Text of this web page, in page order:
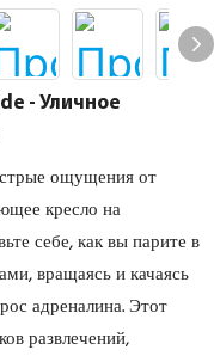
- Уличное
ощущения от
кресло на
себе, как вы парите в
вращаясь и качаясь
адреналина. Этот
развлечений,